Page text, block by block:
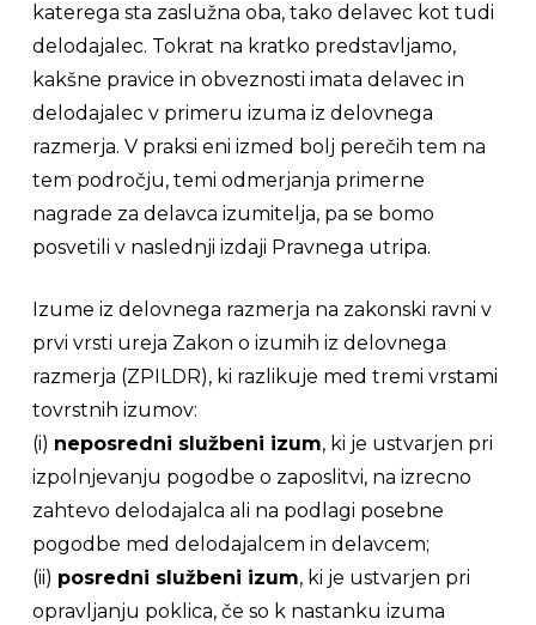
katerega sta zaslužna oba, tako delavec kot tudi
delodajalec. Tokrat na kratko predstavljamo,
kakšne pravice in obveznosti imata delavec in
delodajalec v primeru izuma iz delovnega
razmerja. V praksi eni izmed bolj perečih tem na
tem področju, temi odmerjanja primerne
nagrade za delavca izumitelja, pa se bomo
posvetili v naslednji izdaji Pravnega utripa.
Izume iz delovnega razmerja na zakonski ravni v
prvi vrsti ureja Zakon o izumih iz delovnega
razmerja (ZPILDR), ki razlikuje med tremi vrstami
tovrstnih izumov:
(i) neposredni službeni izum, ki je ustvarjen pri
izpolnjevanju pogodbe o zaposlitvi, na izrecno
zahtevo delodajalca ali na podlagi posebne
pogodbe med delodajalcem in delavcem;
(ii) posredni službeni izum, ki je ustvarjen pri
opravljanju poklica, če so k nastanku izuma